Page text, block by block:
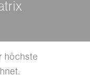
höchste